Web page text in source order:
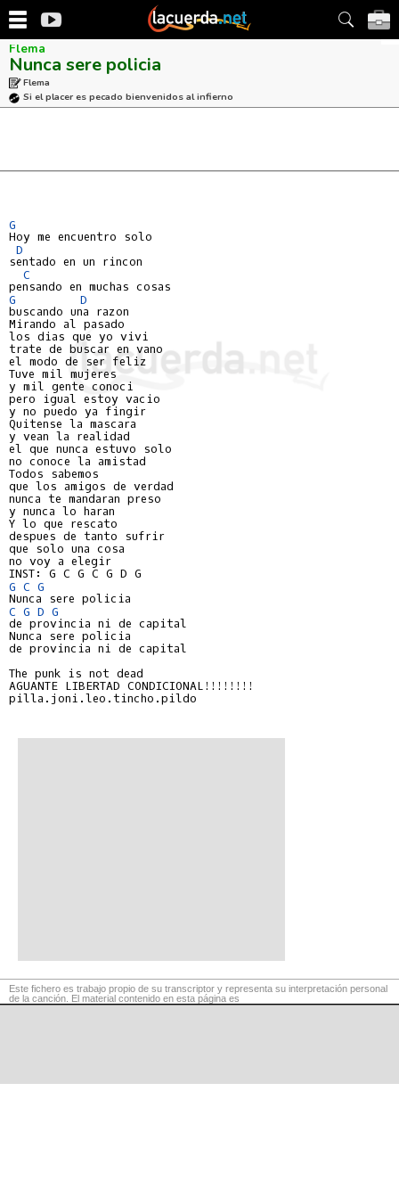
Flema
Nunca sere policia
Flema
Si el placer es pecado bienvenidos al infierno
G
Hoy me encuentro solo
D
sentado en un rincon
C
G
D
buscando una razon
Mirando al pasado
los dias que yo vivi
trate de buscar en vano
el modo de ser feliz
Tuve mil mujeres
y mil gente conoci
pero igual estoy vacio
y no puedo ya fingir
Quitense la mascara
y vean la realidad
el que nunca estuvo solo
no conoce la amistad
Todos sabemos
que los amigos de verdad
nunca te mandaran preso
y nunca lo haran
Y lo que rescato
despues de tanto sufrir
que solo una cosa
no voy a elegir
G C G
C G D G
de provincia ni de capital
Nunca sere policia
de provincia ni de capital
The punk is not dead
AGUANTE LIBERTAD CONDICIONAL!!!!!!!!
pilla.joni.leo.tincho.pildo
Este fichero es trabajo propio de su transcriptor y representa su interpretación personal
de la canción. El material contenido en esta página es
para exclusivo uso privado, por lo que se prohibe su reproducción o retransmisión, así